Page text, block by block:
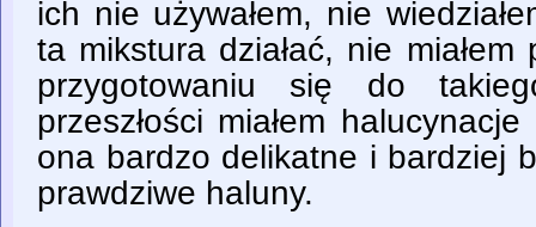
ich nie używałem, nie
ta mikstura działać, nie
przygotowaniu się do
przeszłości miałem
ona bardzo delikatne i bardziej
prawdziwe haluny.